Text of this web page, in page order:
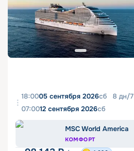
18:0005 сентября 2026сб 8 дн/7
07:0012 сентября 2026сб
MSC World America
КОМФОРТ